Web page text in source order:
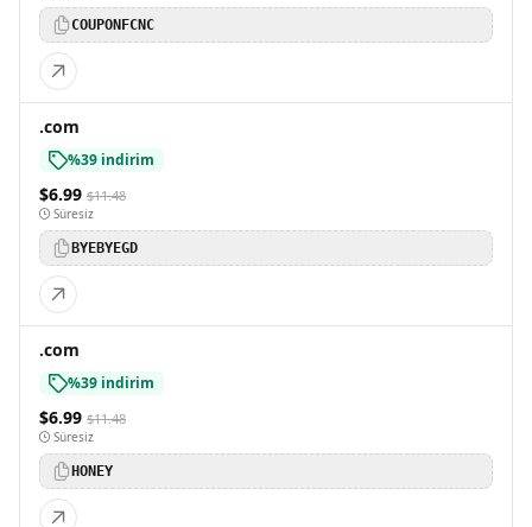
COUPONFCNC
.com
%39 indirim
$6.99 $11.48
Süresiz
BYEBYEGD
.com
%39 indirim
$6.99 $11.48
Süresiz
HONEY